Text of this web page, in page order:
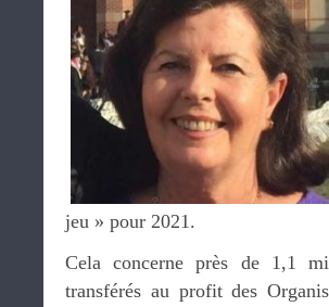
jeu » pour 2021.
Cela concerne près de 1,1
transférés au profit des